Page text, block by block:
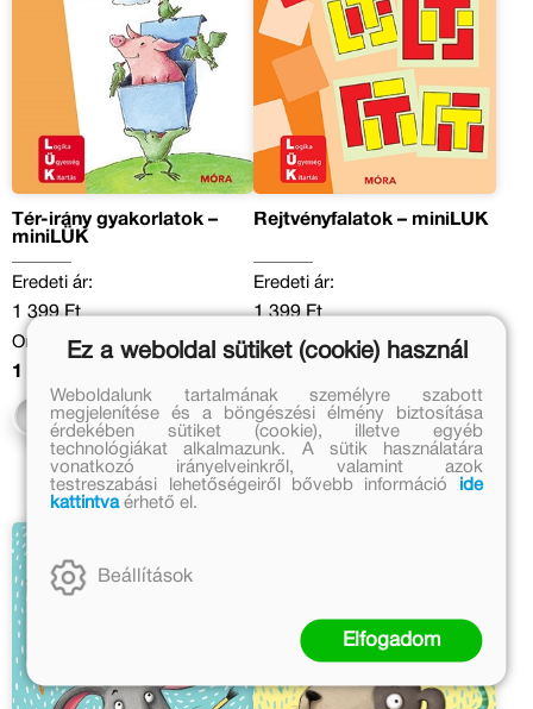
Tér-irány gyakorlatok –
miniLÜK
Eredeti ár:
1 399 Ft
Online ár:
1 147 Ft
Kosárba
Rejtvényfalatok – miniLÜK
Eredeti ár:
1 399 Ft
Online ár:
Kosárba
Ez a weboldal sütiket (cookie) használ
Weboldalunk tartalmának személyre szabott
megjelenítése és a böngészési élmény biztosítása
érdekében sütiket (cookie), illetve egyéb
technológiákat alkalmazunk. A sütik használatára
vonatkozó irányelveinkről, valamint azok
testreszabási lehetőségeiről bővebb információ
ide
kattintvaérhető el.
Beállítások
Elfogadom